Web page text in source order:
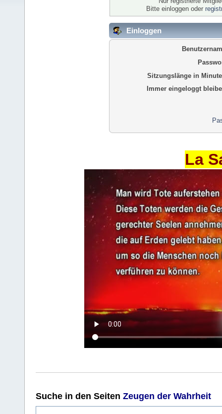
Bitte einloggen oder
Einloggen
Sitzungslänge in
Immer eingeloggt
La
Suche in den Seiten Zeugen der Wahrheit